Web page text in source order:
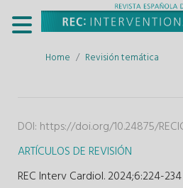
Home Revisión temática
DOI: https://doi.org/10.24875/
ARTÍCULOS DE REVISIÓN
REC Interv Cardiol. 2024;6:224-234